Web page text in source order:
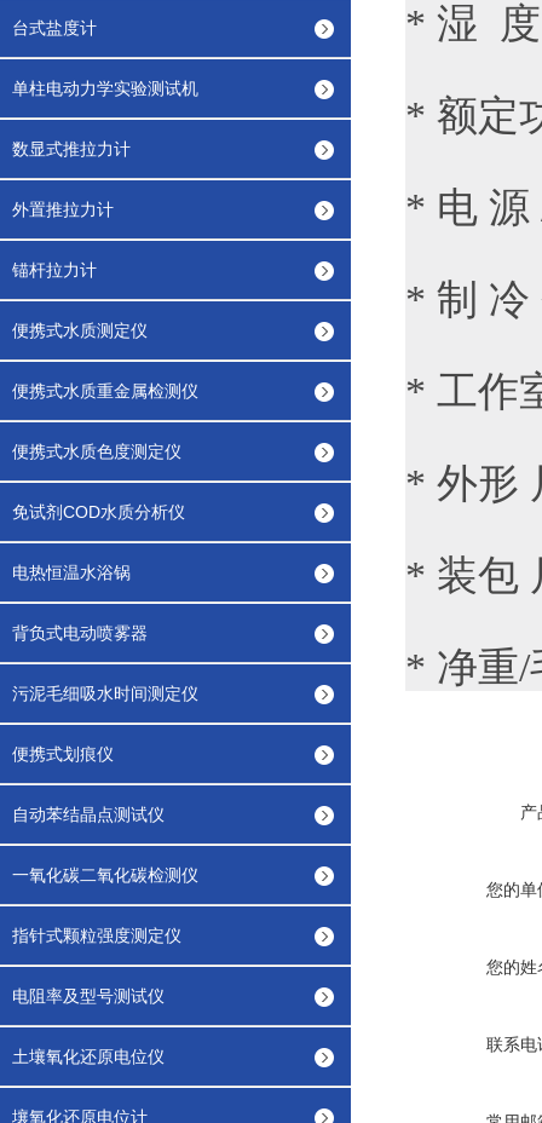
台式盐度计
单柱电动力学实验测试机
数显式推拉力计
外置推拉力计
锚杆拉力计
便携式水质测定仪
便携式水质重金属检测仪
便携式水质色度测定仪
免试剂COD水质分析仪
电热恒温水浴锅
背负式电动喷雾器
污泥毛细吸水时间测定仪
便携式划痕仪
自动苯结晶点测试仪
一氧化碳二氧化碳检测仪
指针式颗粒强度测定仪
电阻率及型号测试仪
土壤氧化还原电位仪
壤氧化还原电位计
* 湿
* 额
* 电
* 制
* 工作
* 外形
* 装包
* 净重
产
您的单
您的姓
联系电